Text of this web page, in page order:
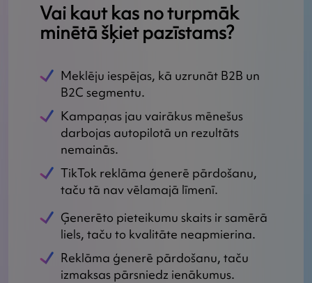
Vai kaut kas no turpmāk
minētā šķiet pazīstams?
Meklēju iespējas, kā uzrunāt B2B un
B2C segmentu.
Kampaņas jau vairākus mēnešus
darbojas autopilotā un rezultāts
nemainās.
TikTok reklāma ģenerē pārdošanu,
taču tā nav vēlamajā līmenī.
Ģenerēto pieteikumu skaits ir samērā
liels, taču to kvalitāte neapmierina.
Reklāma ģenerē pārdošanu, taču
izmaksas pārsniedz ienākumus.